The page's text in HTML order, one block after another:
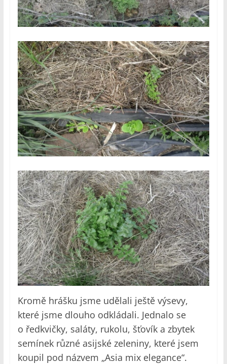
Kromě hrášku jsme udělali ještě výsevy,
které jsme dlouho odkládali. Jednalo se
o ředkvičky, saláty, rukolu, šťovík a zbytek
semínek různé asijské zeleniny, které jsem
koupil pod názvem „Asia mix elegance“.